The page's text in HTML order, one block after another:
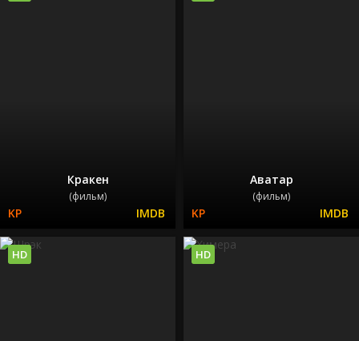
Кракен
(фильм)
Аватар
(фильм)
HD HD